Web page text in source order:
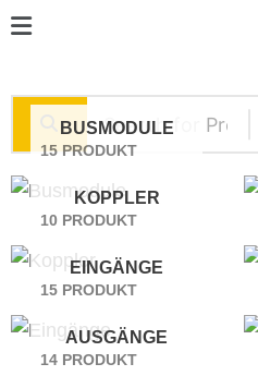
Zum
Main
BUSMODULE
15 PRODUKT
KOPPLER
10 PRODUKT
EINGÄNGE
15 PRODUKT
AUSGÄNGE
14 PRODUKT